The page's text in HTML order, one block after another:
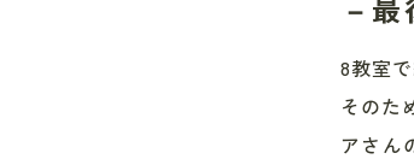
－
8教室
そのた
アさん